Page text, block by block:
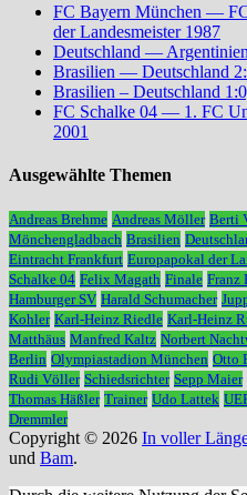
FC Bayern München —
der Landesmeister 1987
Deutschland —
Brasilien — Deutschland
Brasilien – Deutschland
FC Schalke 04 — 1. FC
2001
Ausgewählte Themen
Andreas Brehme Andreas Möller Berti
Mönchengladbach Brasilien
Eintracht Frankfurt Europapokal der
Schalke 04 Felix Magath Finale Franz
Hamburger SV Harald Schumacher
Kohler Karl-Heinz Riedle Karl-Heinz
Matthäus Manfred Kaltz Norbert
Berlin Olympiastadion München Otto
Rudi Völler Schiedsrichter Sepp Maier
Thomas Häßler Trainer Udo Lattek
Dremmler
Copyright © 2026 In voller
und Bam.